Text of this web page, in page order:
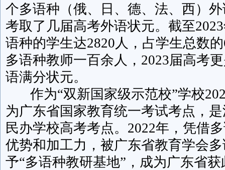
个多语种（俄、日、德、法、西）
考取了几届高考外语状元。截至
语种的学生达2820人，占学生总数
多语种教师一百余人，2023届高考
语满分状元。
作为“双新国家级示范校”学校
为广东省国家教育统一考试考点，
民办学校高考考点。2022年，凭借
优势和加工力，被广东省教育学会
予“多语种教研基地”，成为广东省